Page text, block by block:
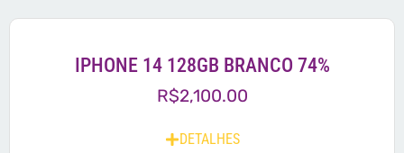
IPHONE 14 128GB BRANCO 74%
R$2,100.00
DETALHES